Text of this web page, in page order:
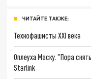
ЧИТАЙТЕ ТАКЖЕ:
Технофашисты XXI века
Оплеуха Маску. "Пора
Starlink